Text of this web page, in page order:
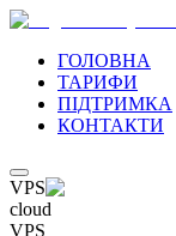
ГОЛОВНА
ТАРИФИ
ПІДТРИМКА
КОНТАКТИ
VPS
cloud
VPS